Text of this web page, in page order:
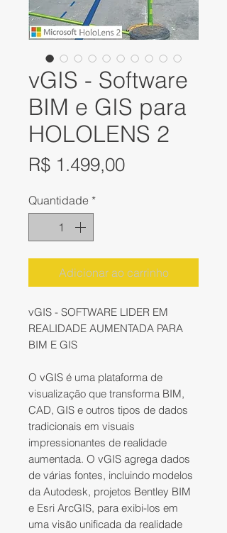
vGIS - Software
BIM e GIS para
HOLOLENS 2
R$ 1.499,00Preço
Quantidade *
Adicionar ao carrinho
vGIS - SOFTWARE LIDER EM
REALIDADE AUMENTADA PARA
BIM E GIS
O vGIS é uma plataforma de
visualização que transforma BIM,
CAD, GIS e outros tipos de dados
tradicionais em visuais
impressionantes de realidade
aumentada. O vGIS agrega dados
de várias fontes, incluindo modelos
da Autodesk, projetos Bentley BIM
e Esri ArcGIS, para exibi-los em
uma visão unificada da realidade